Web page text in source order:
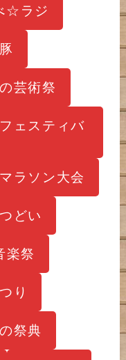
☆ラジ
芸術祭
ェスティバ
ラソン大会
どい
楽祭
り
祭典